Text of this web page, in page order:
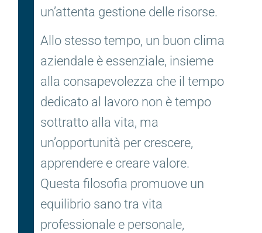
un’attenta gestione delle risorse.
Allo stesso tempo, un buon clima
aziendale è essenziale, insieme
alla consapevolezza che il tempo
dedicato al lavoro non è tempo
sottratto alla vita, ma
un’opportunità per crescere,
apprendere e creare valore.
Questa filosofia promuove un
equilibrio sano tra vita
professionale e personale,